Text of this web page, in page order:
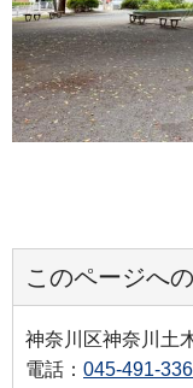
このページへ
神奈川区神奈川土
電話： 045-491-